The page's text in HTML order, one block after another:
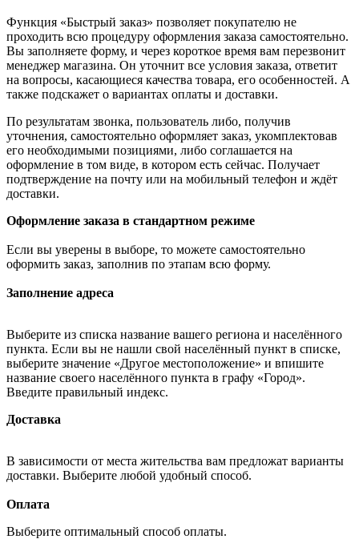
Функция «Быстрый заказ» позволяет покупателю не
проходить всю процедуру оформления заказа самостоятельно.
Вы заполняете форму, и через короткое время вам перезвонит
менеджер магазина. Он уточнит все условия заказа, ответит
на вопросы, касающиеся качества товара, его особенностей. А
также подскажет о вариантах оплаты и доставки.
По результатам звонка, пользователь либо, получив
уточнения, самостоятельно оформляет заказ, укомплектовав
его необходимыми позициями, либо соглашается на
оформление в том виде, в котором есть сейчас. Получает
подтверждение на почту или на мобильный телефон и ждёт
доставки.
Оформление заказа в стандартном режиме
Если вы уверены в выборе, то можете самостоятельно
оформить заказ, заполнив по этапам всю форму.
Заполнение адреса
Выберите из списка название вашего региона и населённого
пункта. Если вы не нашли свой населённый пункт в списке,
выберите значение «Другое местоположение» и впишите
название своего населённого пункта в графу «Город».
Введите правильный индекс.
Доставка
В зависимости от места жительства вам предложат варианты
доставки. Выберите любой удобный способ.
Оплата
Выберите оптимальный способ оплаты.